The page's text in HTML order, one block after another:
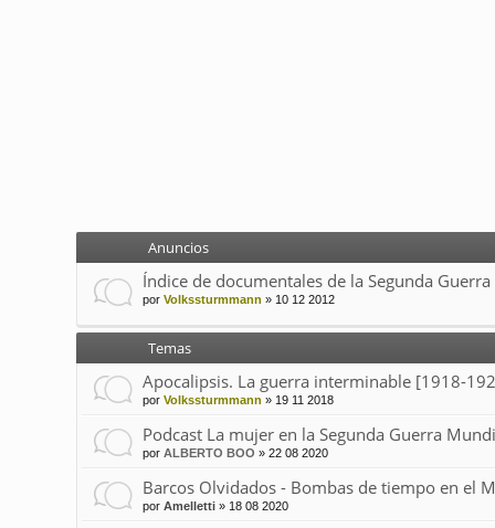
Anuncios
Índice de documentales de la Segunda
por Volkssturmmann » 10 12 2012
Temas
Apocalipsis. La guerra interminable [1918-
por Volkssturmmann » 19 11 2018
Podcast La mujer en la Segunda Guerra
por ALBERTO BOO » 22 08 2020
Barcos Olvidados - Bombas de tiempo en el
por Amelletti» 18 08 2020